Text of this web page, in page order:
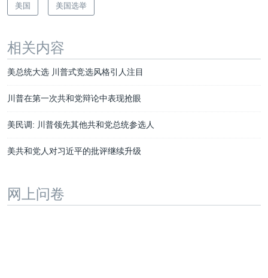
美国 美国选举
相关内容
美总统大选 川普式竞选风格引人注目
川普在第一次共和党辩论中表现抢眼
美民调: 川普领先其他共和党总统参选人
美共和党人对习近平的批评继续升级
网上问卷